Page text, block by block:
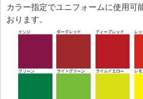
カラー指定でユニフォームに使用可
おります。